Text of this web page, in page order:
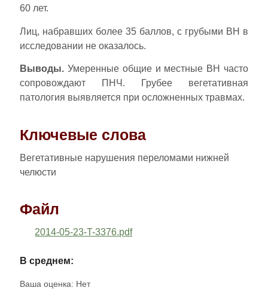
60 лет.
Лиц, набравших более 35 баллов, с грубыми ВН в
исследовании не оказалось.
Выводы.Умеренные общие и местные ВН часто
сопровождают ПНЧ. Грубее вегетативная
патология выявляется при осложненных травмах.
Ключевые слова
Вегетативные нарушения переломами нижней
челюсти
Файл
2014-05-23-T-3376.pdf
В среднем:
Ваша оценка: Нет